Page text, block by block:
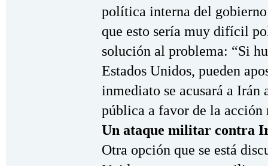
política interna del
que esto sería muy difícil
solución al problema: “Si
Estados Unidos, pueden
inmediato se acusará a Irán
pública a favor de la
Un ataque militar contra
Otra opción que se está